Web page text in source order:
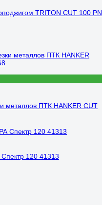
TRITON CUT 100 PN
металлов ПТК HANKER CUT
120 41313